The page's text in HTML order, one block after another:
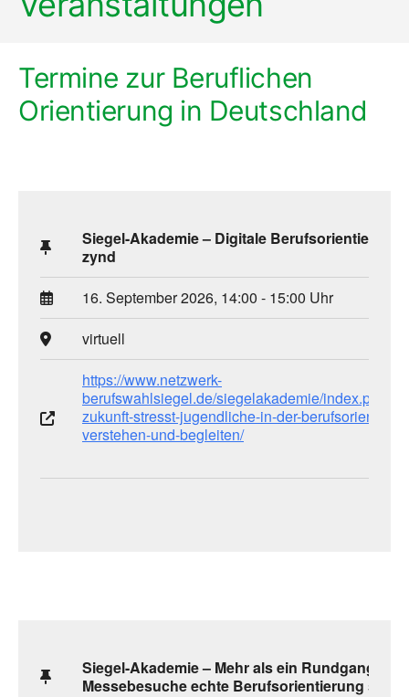
Termine zur Beruflichen
Orientierung in Deutschland
Siegel-Akademie – Digitale Berufsorientierung
zynd
16. September 2026, 14:00 - 15:00 Uhr
virtuell
https://www.netzwerk-
berufswahlsiegel.de/siegelakademie/index.php/
zukunft-stresst-jugendliche-in-der-
verstehen-und-begleiten/
Siegel-Akademie – Mehr als ein Rundgang: Wie
Messebesuche echte Berufsorientierung